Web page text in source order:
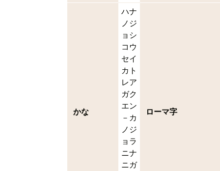
かな
ハナ
ノジ
ョシ
コウ
セイ
カト
レア
ガク
エン
－カ
ノジ
ョラ
ニナ
ニガ
ローマ字